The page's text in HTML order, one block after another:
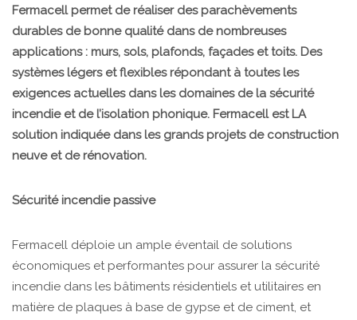
Fermacell permet de réaliser des parachèvements
durables de bonne qualité dans de nombreuses
applications : murs, sols, plafonds, façades et toits. Des
systèmes légers et flexibles répondant à toutes les
exigences actuelles dans les domaines de la sécurité
incendie et de l’isolation phonique. Fermacell est LA
solution indiquée dans les grands projets de construction
neuve et de rénovation.
Sécurité incendie passive
Fermacell déploie un ample éventail de solutions
économiques et performantes pour assurer la sécurité
incendie dans les bâtiments résidentiels et utilitaires en
matière de plaques à base de gypse et de ciment, et